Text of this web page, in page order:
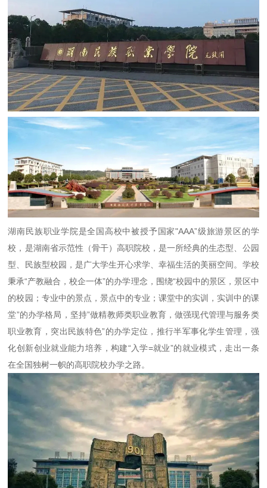
湖南民族职业学院是全国高校中被授予国家"AAA”级旅游景区的学
校，是湖南省示范性（骨干）高职院校，是一所经典的生态型、公园
型、民族型校园，是广大学生开心求学、幸福生活的美丽空间。学校
秉承“产教融合，校企一体”的办学理念，围绕“校园中的景区，景区中
的校园；专业中的景点，景点中的专业；课堂中的实训，实训中的课
堂”的办学格局，坚持”做精教师类职业教育，做强现代管理与服务类
职业教育，突出民族特色”的办学定位，推行半军事化学生管理，强
化创新创业就业能力培养，构建“入学=就业”的就业模式，走出一条
在全国独树一帜的高职院校办学之路。